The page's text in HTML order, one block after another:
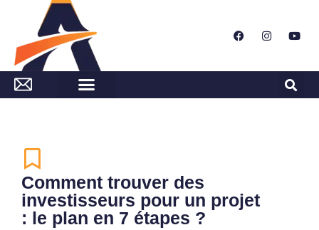
Comment trouver des
investisseurs pour un projet
: le plan en 7 étapes ?